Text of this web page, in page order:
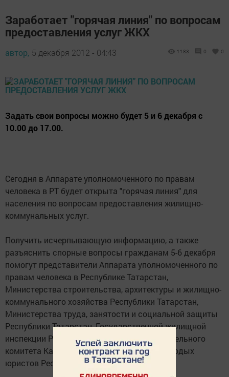
Заработает "горячая линия" по вопросам
предоставления услуг ЖКХ
автор, 5 декабря 2012 - 04:43 1183 0 0
Задать свои вопросы можно будет 5 и 6 декабря с
10.00 до 17.00.
Сегодня в Аппарате уполномоченного по правам
человека в РТ будет открыта "горячая линия" для
населения по вопросам предоставления жилищно-
коммунальных услуг.
Получить исчерпывающую информацию, а также
разъяснить спорные вопросы гражданам 5-6 декабря
помогут представители Аппарата уполномоченного по
правам человека в Республике Татарстан,
Министерства строительства, архитектуры и жилищно-
коммунального хозяйства Республики Татарстан,
Министерства труда, занятости и социальной защиты
Республики Татарстан, Государственной жилищной
инспекции Республики Татарстан, исполнительного
комитета Казани, а также РМОО «Союз молодых
юристов Республики Татарстан».